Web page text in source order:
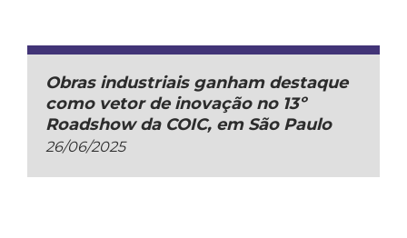
Obras industriais ganham destaque
como vetor de inovação no 13º
Roadshow da COIC, em São Paulo
26/06/2025